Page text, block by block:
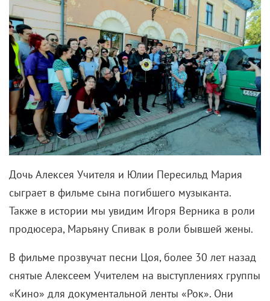
Дочь Алексея Учителя и Юлии Пересильд Мария
сыграет в фильме сына погибшего музыканта.
Также в истории мы увидим Игоря Верника в роли
продюсера, Марьяну Спивак в роли бывшей жены.
В фильме прозвучат песни Цоя, более 30 лет назад
снятые Алексеем Учителем на выступлениях группы
«Кино» для документальной ленты «Рок». Они